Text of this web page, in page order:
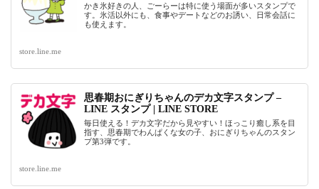
かき氷好きの人、ごーらーは特に使う場面が多いスタンプで
す。氷活以外にも、食事やデートなどのお誘い、日常会話に
も使えます。
store.line.me
思春期おにぎりちゃんのデカ文字スタンプ –
LINE スタンプ | LINE STORE
毎日使える！デカ文字だから見やすい！ほっこり癒し系を目
指す、思春期でわんぱくな女の子、おにぎりちゃんのスタン
プ第3弾です。
store.line.me